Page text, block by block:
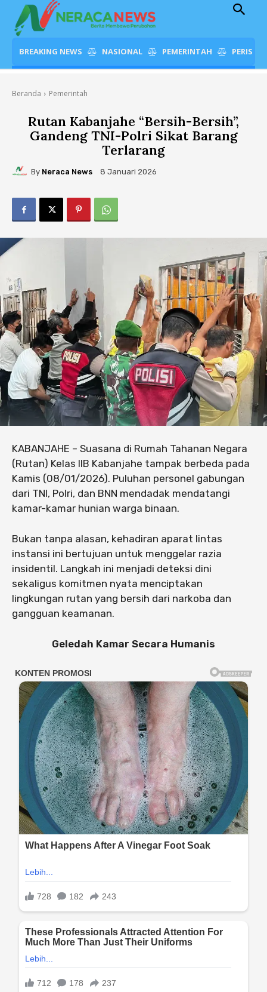
BREAKING NEWS NASIONAL PEMERINTAH
Beranda Pemerintah
Rutan Kabanjahe “Bersih-Bersih”,
Gandeng TNI-Polri Sikat Barang
Terlarang
By Neraca News 8 Januari 2026
KABANJAHE – Suasana di Rumah Tahanan Negara
(Rutan) Kelas IIB Kabanjahe tampak berbeda pada
Kamis (08/01/2026). Puluhan personel gabungan
dari TNI, Polri, dan BNN mendadak mendatangi
kamar-kamar hunian warga binaan.
Bukan tanpa alasan, kehadiran aparat lintas
instansi ini bertujuan untuk menggelar razia
insidentil. Langkah ini menjadi deteksi dini
sekaligus komitmen nyata menciptakan
lingkungan rutan yang bersih dari narkoba dan
gangguan keamanan.
Geledah Kamar Secara Humanis